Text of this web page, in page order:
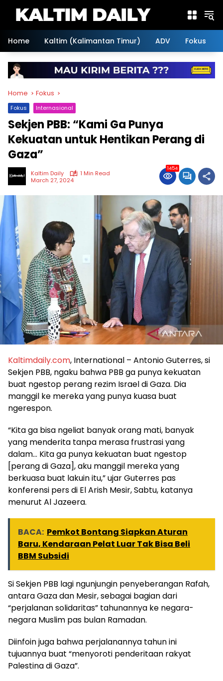
Home
Kaltim (Kalimantan Timur) ADV Fokus
Home Fokus
Fokus Internasional
Sekjen PBB: “Kami Ga Punya
Kekuatan untuk Hentikan Perang di
Gaza”
Kaltim Daily
1 Min Read
March 27, 2024
1454
Kaltimdaily.com, International – Antonio Guterres, si
Sekjen PBB, ngaku bahwa PBB ga punya kekuatan
buat ngestop perang rezim Israel di Gaza. Dia
manggil ke mereka yang punya kuasa buat
ngerespon.
“Kita ga bisa ngeliat banyak orang mati, banyak
yang menderita tanpa merasa frustrasi yang
dalam… Kita ga punya kekuatan buat ngestop
[perang di Gaza], aku manggil mereka yang
berkuasa buat lakuin itu,” ujar Guterres pas
konferensi pers di El Arish Mesir, Sabtu, katanya
menurut Al Jazeera.
BACA: Pemkot Bontang Siapkan Aturan
Baru, Kendaraan Pelat Luar Tak Bisa Beli
BBM Subsidi
Si Sekjen PBB lagi ngunjungin penyeberangan Rafah,
antara Gaza dan Mesir, sebagai bagian dari
“perjalanan solidaritas” tahunannya ke negara-
negara Muslim pas bulan Ramadan.
Diinfoin juga bahwa perjalanannya tahun ini
tujuannya buat “menyoroti penderitaan rakyat
Palestina di Gaza”.